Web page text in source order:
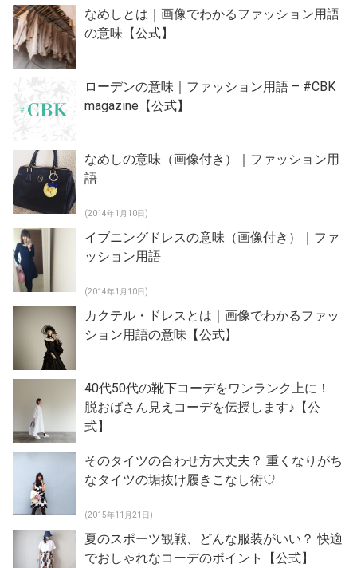
なめしとは｜画像でわかるファッション用語
の意味【公式】
ローデンの意味｜ファッション用語 – #CBK
magazine【公式】
なめしの意味（画像付き）｜ファッション用
語
(2014年1月10日)
イブニングドレスの意味（画像付き）｜ファ
ッション用語
(2014年1月10日)
カクテル・ドレスとは｜画像でわかるファッ
ション用語の意味【公式】
40代50代の靴下コーデをワンランク上に！
脱おばさん見えコーデを伝授します♪【公
式】
そのタイツの合わせ方大丈夫？ 重くなりがち
なタイツの垢抜け履きこなし術♡
(2015年11月21日)
夏のスポーツ観戦、どんな服装がいい？ 快適
でおしゃれなコーデのポイント【公式】